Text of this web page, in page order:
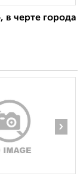
черте города
›